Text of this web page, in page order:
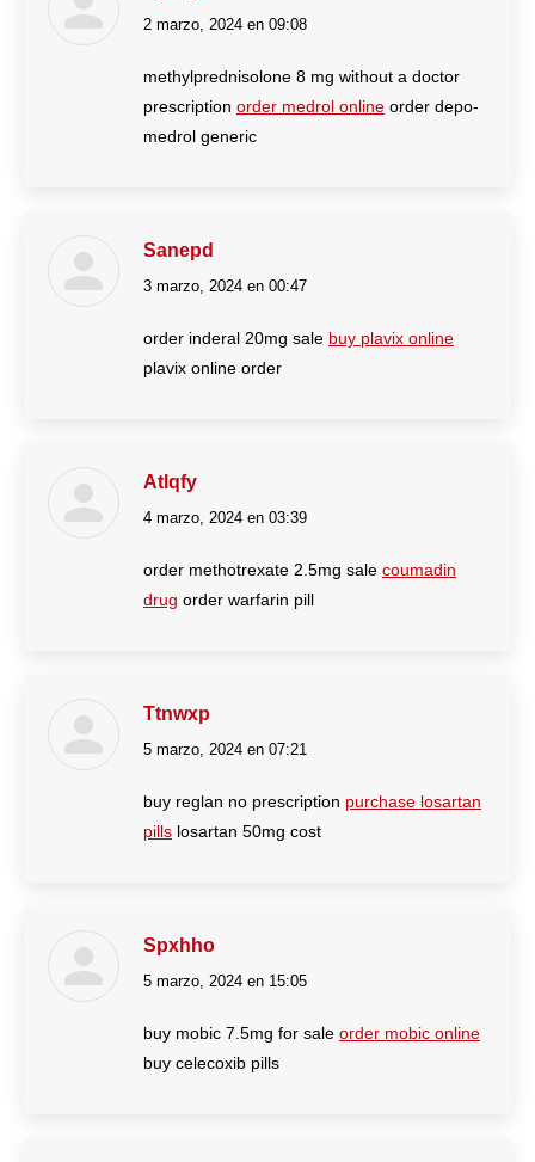
dice:
2 marzo, 2024 en 09:08
methylprednisolone 8 mg without a doctor
prescription order medrol online order depo-
medrol generic
Sanepd
dice:
3 marzo, 2024 en 00:47
order inderal 20mg sale buy plavix online
plavix online order
Atlqfy
dice:
4 marzo, 2024 en 03:39
order methotrexate 2.5mg sale coumadin
drug order warfarin pill
Ttnwxp
dice:
5 marzo, 2024 en 07:21
buy reglan no prescription purchase losartan
pills losartan 50mg cost
Spxhho
dice:
5 marzo, 2024 en 15:05
buy mobic 7.5mg for sale order mobic online
buy celecoxib pills